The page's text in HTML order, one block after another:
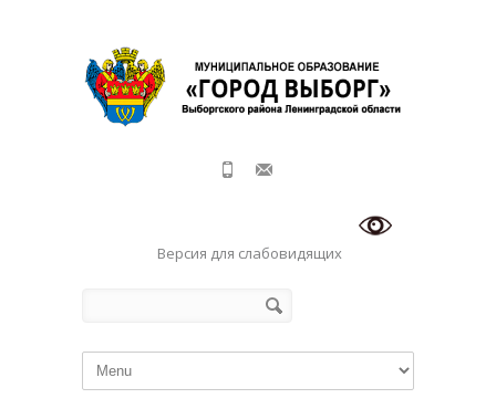
Версия для слабовидящих